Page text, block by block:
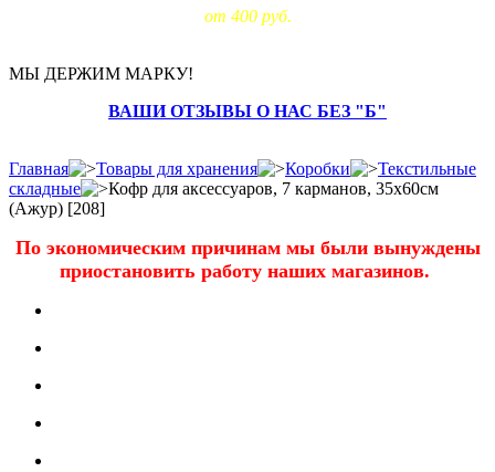
от 400 руб.
МЫ ДЕРЖИМ МАРКУ!
ВАШИ ОТЗЫВЫ О НАС БЕЗ "Б"
Главная Товары для хранения Коробки
Текстильные
складные
Кофр для аксессуаров, 7 карманов, 35х60см
(Ажур) [208]
По экономическим причинам мы были вынуждены
приостановить работу наших магазинов.